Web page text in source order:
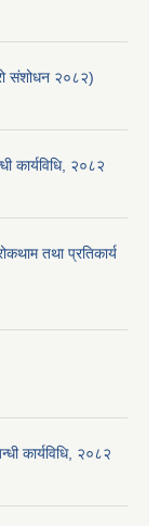
संशोधन २०८२)
कार्यविधि, २०८२
तथा प्रतिकार्य
कार्यविधि, २०८२